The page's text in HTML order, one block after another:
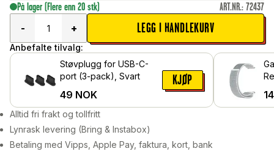
På lager (Flere enn 20 stk) ART.NR.: 72437
-
+ LEGG I HANDLEKURV
Anbefalte tilvalg:
Støvplugg for USB-C-
port (3-pack), Svart
49 NOK
KJØP
Alltid fri frakt og tollfritt
Lynrask levering (Bring & Instabox)
Betaling med Vipps, Apple Pay, faktura, kort, bank